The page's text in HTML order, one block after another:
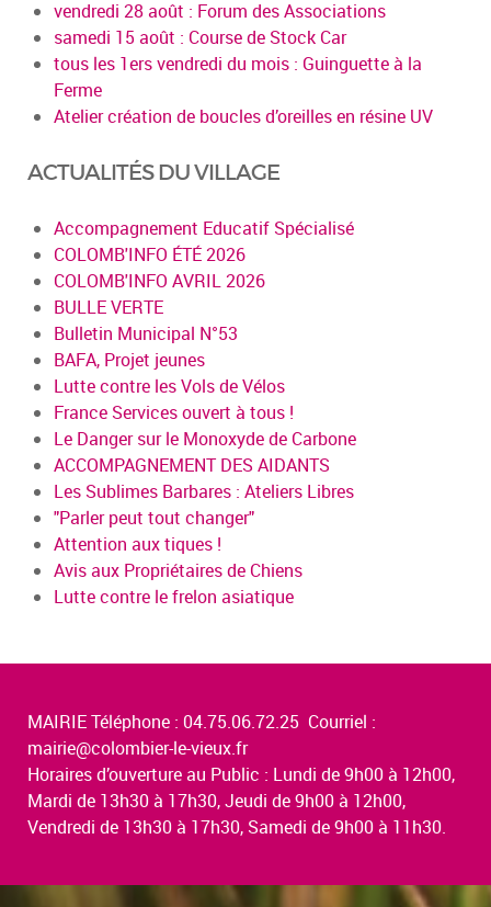
vendredi 28 août : Forum des Associations
samedi 15 août : Course de Stock Car
tous les 1ers vendredi du mois : Guinguette à la
Ferme
Atelier création de boucles d’oreilles en résine UV
ACTUALITÉS DU VILLAGE
Accompagnement Educatif Spécialisé
COLOMB'INFO ÉTÉ 2026
COLOMB'INFO AVRIL 2026
BULLE VERTE
Bulletin Municipal N°53
BAFA, Projet jeunes
Lutte contre les Vols de Vélos
France Services ouvert à tous !
Le Danger sur le Monoxyde de Carbone
ACCOMPAGNEMENT DES AIDANTS
Les Sublimes Barbares : Ateliers Libres
"Parler peut tout changer"
Attention aux tiques !
Avis aux Propriétaires de Chiens
Lutte contre le frelon asiatique
MAIRIE Téléphone : 04.75.06.72.25 Courriel :
mairie@colombier-le-vieux.fr
Horaires d’ouverture au Public : Lundi de 9h00 à 12h00,
Mardi de 13h30 à 17h30, Jeudi de 9h00 à 12h00,
Vendredi de 13h30 à 17h30, Samedi de 9h00 à 11h30.